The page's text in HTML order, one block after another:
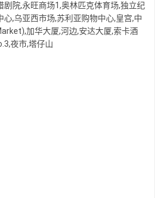
剧院,永旺商场1,奥林匹克体育场,独立纪
,乌亚西市场,苏利亚购物中心,皇宫,中
加华大厦,河边,安达大厦,索卡酒
夜市,塔仔山